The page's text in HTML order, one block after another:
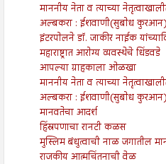
माननीय नेता व त्याच्या
अल्बकरा : ईशवाणी(सुबोध कुरआन)
इंटरपोलने डॉ. जाकीर नाईक
महाराष्ट्रात आरोग्य व्यवस्थेचे धिंडवडे
आपल्या ग्राहकाला ओळखा
माननीय नेता व त्याच्या
अल्बकरा : ईशवाणी(सुबोध कुरआन)
मानवतेचा आदर्श
हिंस्रपणाचा रानटी कळस
मुस्लिम बंधुत्वाची नाळ जगातील
राजकीय आत्मचिंतनाची वेळ